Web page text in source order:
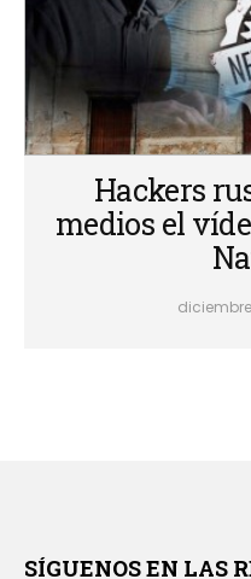
Hackers
medios el
diciembre
SÍGUENOS EN LAS